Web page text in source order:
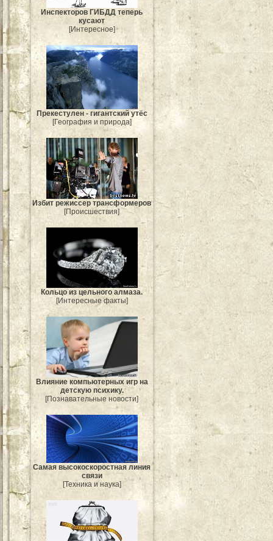
Инспекторов ГИБДД теперь
кусают
[Интересное]
Прекестулен - гигантский утёс
[География и природа]
Избит режиссер трансформеров
[Происшествия]
Кольцо из цельного алмаза.
[Интересные факты]
Влияние компьютерных игр на
детскую психику.
[Познавательные новости]
Самая высокоскоростная линия
связи
[Техника и наука]